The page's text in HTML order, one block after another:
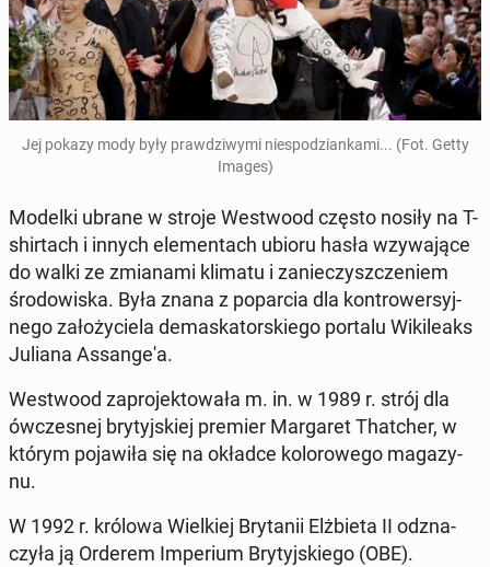
Jej pokazy mody były praw­dzi­wy­mi nie­spo­dzian­ka­mi... (Fot. Getty
Images)
Modelki ubrane w stroje We­stwo­od często nosiły na T-
shir­tach i innych ele­men­tach ubioru hasła wzy­wa­ją­ce
do walki ze zmia­na­mi klimatu i za­nie­czysz­cze­niem
śro­do­wi­ska. Była znana z po­par­cia dla kon­tro­wer­syj­
ne­go za­ło­ży­cie­la de­ma­ska­tor­skie­go portalu Wi­ki­le­aks
Juliana As­san­ge­'a.
We­stwo­od za­pro­jek­to­wa­ła m. in. w 1989 r. strój dla
ów­cze­snej bry­tyj­skiej premier Mar­ga­ret That­cher, w
którym po­ja­wi­ła się na okładce ko­lo­ro­we­go ma­ga­zy­
nu.
W 1992 r. królowa Wiel­kiej Bry­ta­nii Elż­bie­ta II od­zna­
czy­ła ją Orderem Im­pe­rium Bry­tyj­skie­go (OBE).